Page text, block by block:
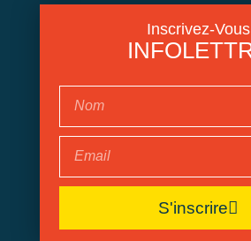
Inscrivez-Vous
S'inscrire